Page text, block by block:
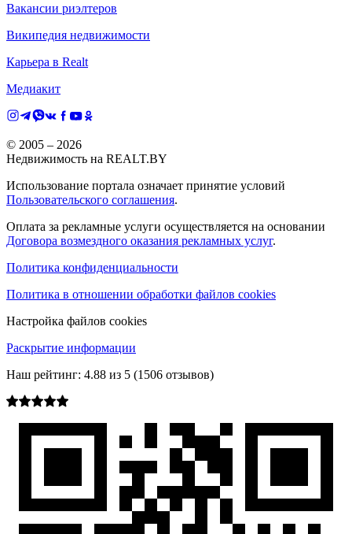
Вакансии риэлтеров
Википедия недвижимости
Карьера в Realt
Медиакит
© 2005 – 2026
Недвижимость на REALT.BY
Использование портала означает принятие условий
Пользовательского соглашения.
Оплата за рекламные услуги осуществляется на основании
Договора возмездного оказания рекламных услуг.
Политика конфиденциальности
Политика в отношении обработки файлов cookies
Настройка файлов cookies
Раскрытие информации
Наш рейтинг: 4.88 из 5 (1506 отзывов)